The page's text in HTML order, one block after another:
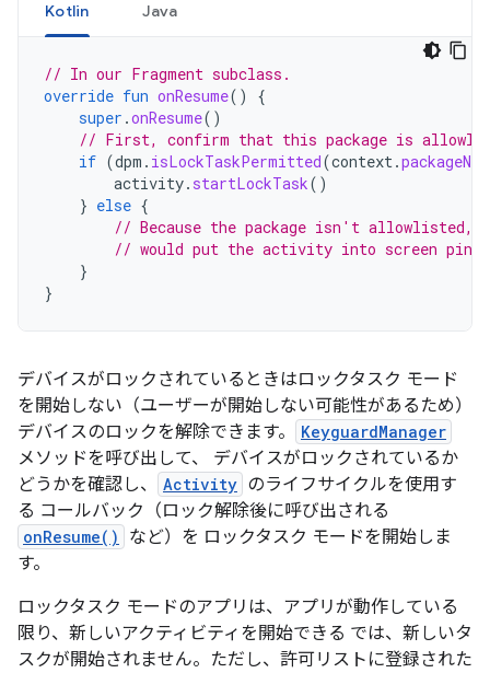
Kotlin Java
// In our Fragment subclass.
override fun onResume()
{
super .onResume()
// First, confirm that this package is
if (dpm . isLockTaskPermitted(context.
activity. startLockTask()
} else {
// Because the package isn't allowlisted,
// would put the activity into screen
}
}
デバイスがロックされているときはロックタスク モード
を開始しない（ユーザーが開始しない可能性があるため）
デバイスのロックを解除できます。
KeyguardManager
メソッドを呼び出して、 デバイスがロックされているか
どうかを確認し、
Activity のライフサイクルを使用す
る コールバック（ロック解除後に呼び出される
onResume()
など）を ロックタスク モードを開始しま
す。
ロックタスク モードのアプリは、アプリが動作している
限り、新しいアクティビティを開始できる では、新しいタ
スクが開始されません。ただし、許可リストに登録された